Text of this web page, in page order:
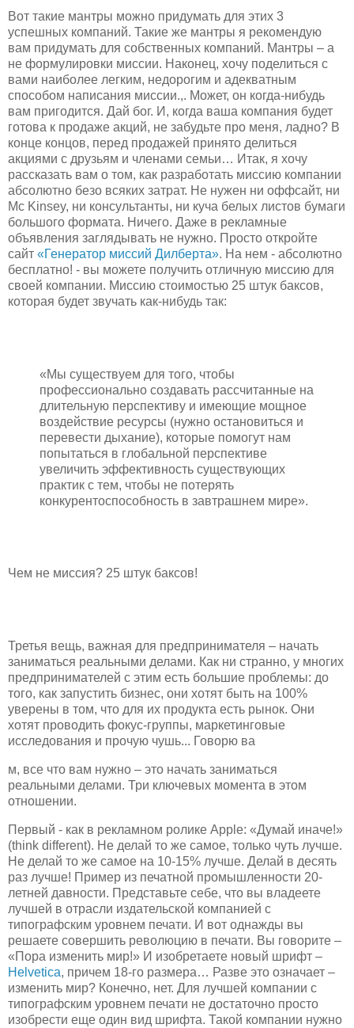
Вот такие мантры можно придумать для этих 3
успешных компаний. Такие же мантры я рекомендую
вам придумать для собственных компаний. Мантры – а
не формулировки миссии. Наконец, хочу поделиться с
вами наиболее легким, недорогим и адекватным
способом написания миссии.,. Может, он когда-нибудь
вам пригодится. Дай бог. И, когда ваша компания будет
готова к продаже акций, не забудьте про меня, ладно? В
конце концов, перед продажей принято делиться
акциями с друзьям и членами семьи… Итак, я хочу
рассказать вам о том, как разработать миссию компании
абсолютно безо всяких затрат. Не нужен ни оффсайт, ни
Mc Kinsey, ни консультанты, ни куча белых листов бумаги
большого формата. Ничего. Даже в рекламные
объявления заглядывать не нужно. Просто откройте
сайт «Генератор миссий Дилберта». На нем - абсолютно
бесплатно! - вы можете получить отличную миссию для
своей компании. Миссию стоимостью 25 штук баксов,
которая будет звучать как-нибудь так:
«Мы существуем для того, чтобы
профессионально создавать рассчитанные на
длительную перспективу и имеющие мощное
воздействие ресурсы (нужно остановиться и
перевести дыхание), которые помогут нам
попытаться в глобальной перспективе
увеличить эффективность существующих
практик с тем, чтобы не потерять
конкурентоспособность в завтрашнем мире».
Чем не миссия? 25 штук баксов!
Третья вещь, важная для предпринимателя – начать
заниматься реальными делами. Как ни странно, у многих
предпринимателей с этим есть большие проблемы: до
того, как запустить бизнес, они хотят быть на 100%
уверены в том, что для их продукта есть рынок. Они
хотят проводить фокус-группы, маркетинговые
исследования и прочую чушь... Говорю ва
м, все что вам нужно – это начать заниматься
реальными делами. Три ключевых момента в этом
отношении.
Первый - как в рекламном ролике Apple: «Думай иначе!»
(think different). Не делай то же самое, только чуть лучше.
Не делай то же самое на 10-15% лучше. Делай в десять
раз лучше! Пример из печатной промышленности 20-
летней давности. Представьте себе, что вы владеете
лучшей в отрасли издательской компанией с
типографским уровнем печати. И вот однажды вы
решаете совершить революцию в печати. Вы говорите –
«Пора изменить мир!» И изобретаете новый шрифт –
Helvetica, причем 18-го размера… Разве это означает –
изменить мир? Конечно, нет. Для лучшей компании с
типографским уровнем печати не достаточно просто
изобрести еще один вид шрифта. Такой компании нужно